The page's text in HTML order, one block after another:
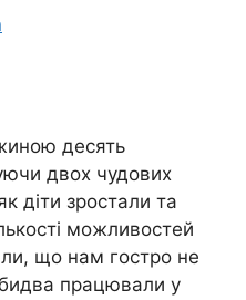
десять
двох чудових
діти зростали та
можливостей
що нам гостро не
працювали у